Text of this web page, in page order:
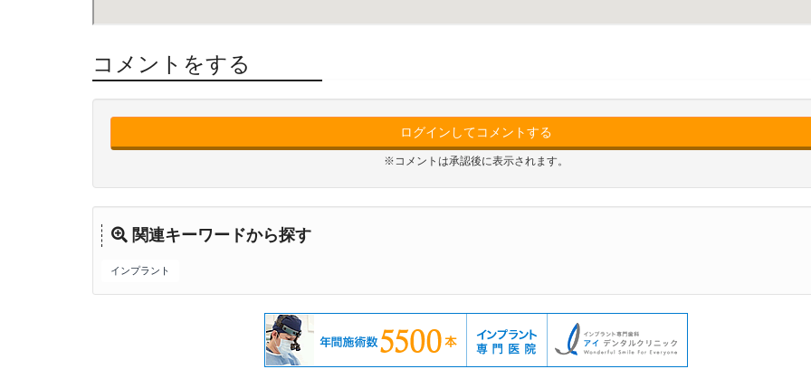
コメントをする
ログインしてコメントする
※コメントは承認後に表示されます。
関連キーワードから探す
インプラント